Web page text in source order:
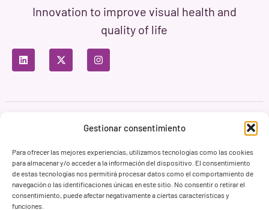
Gestionar consentimiento
Para ofrecer las mejores experiencias, utilizamos tecnologías como las cookies
para almacenar y/o acceder a la información del dispositivo. El consentimiento
de estas tecnologías nos permitirá procesar datos como el comportamiento de
navegación o las identificaciones únicas en este sitio. No consentir o retirar el
consentimiento, puede afectar negativamente a ciertas características y
funciones.
Innovation to improve visual health and
quality of life
Privacy Policy Terms of Use
Cookie Policy